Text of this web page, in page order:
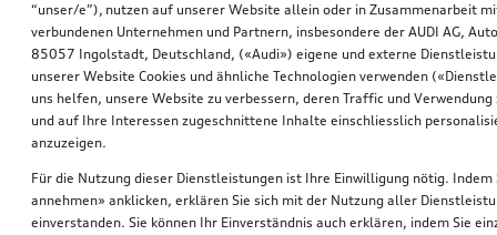
“unser/e”), nutzen auf unserer Website allein oder in Zusammenarbeit
verbundenen Unternehmen und Partnern, insbesondere der AUDI AG,
85057 Ingolstadt, Deutschland, («Audi») eigene und externe
unserer Website Cookies und ähnliche Technologien verwenden
uns helfen, unsere Website zu verbessern, deren Traffic und Verwendung
und auf Ihre Interessen zugeschnittene Inhalte einschliesslich
anzuzeigen.
Für die Nutzung dieser Dienstleistungen ist Ihre Einwilligung nötig. Indem
annehmen» anklicken, erklären Sie sich mit der Nutzung aller
einverstanden. Sie können Ihr Einverständnis auch erklären, indem Sie